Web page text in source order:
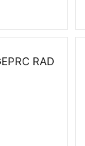
RAD